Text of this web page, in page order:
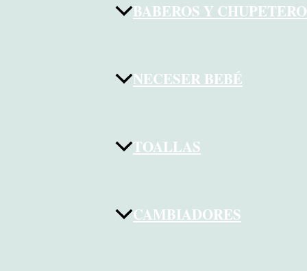
BABEROS Y
NECESER BEBÉ
TOALLAS
CAMBIADORES